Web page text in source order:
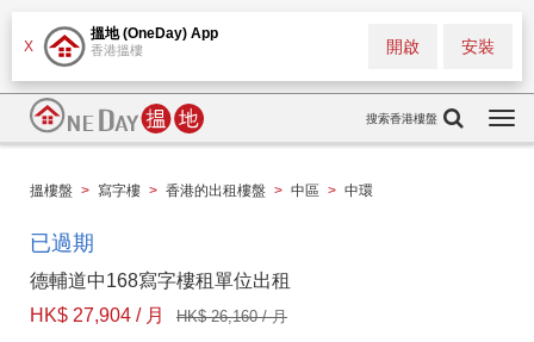
X
搵地 (OneDay) App
香港搵樓 安裝
開啟
搜索香港樓盤
搵樓盤 > 寫字樓 > 香港的出租樓盤 > 中區 > 中環
已過期
德輔道中168寫字樓租單位出租
HK$ 27,904 / 月
HK$ 26,160 / 月